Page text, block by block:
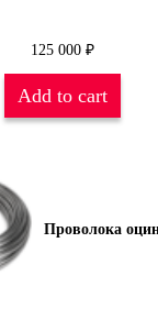
125 000 ₽
Add to cart
Проволока